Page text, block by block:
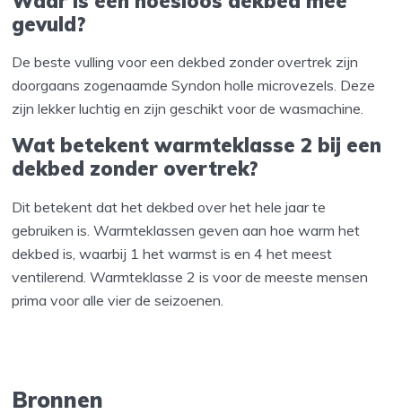
gevuld?
De beste vulling voor een dekbed zonder overtrek zijn
doorgaans zogenaamde Syndon holle microvezels. Deze
zijn lekker luchtig en zijn geschikt voor de wasmachine.
Wat betekent warmteklasse 2 bij een
dekbed zonder overtrek?
Dit betekent dat het dekbed over het hele jaar te
gebruiken is. Warmteklassen geven aan hoe warm het
dekbed is, waarbij 1 het warmst is en 4 het meest
ventilerend. Warmteklasse 2 is voor de meeste mensen
prima voor alle vier de seizoenen.
Bronnen